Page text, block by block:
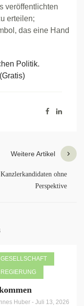
veröffentlichten
erteilen;
das eine Hand
Politik.
Weitere Artikel
Kanzlerkandidaten ohne
Perspektive
GESELLSCHAFT
REGIERUNG
Huber - Juli 13, 2026